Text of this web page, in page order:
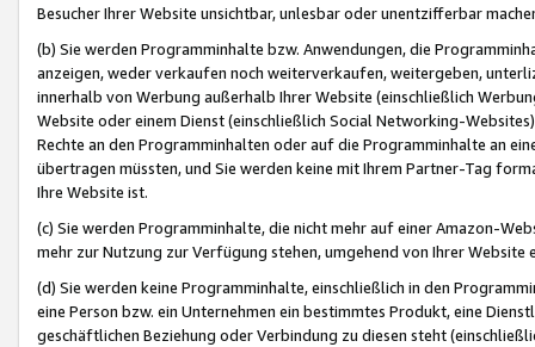
Besucher Ihrer Website unsichtbar, unlesbar oder unentzifferbar
(b) Sie werden Programminhalte bzw. Anwendungen, die
anzeigen, weder verkaufen noch weiterverkaufen, weitergeben,
innerhalb von Werbung außerhalb Ihrer Website (einschließlich
Website oder einem Dienst (einschließlich Social Networking-
Rechte an den Programminhalten oder auf die Programminhalte an
übertragen müssten, und Sie werden keine mit Ihrem Partner-Tag
Ihre Website ist.
(c) Sie werden Programminhalte, die nicht mehr auf einer Amazon-
mehr zur Nutzung zur Verfügung stehen, umgehend von Ihrer
(d) Sie werden keine Programminhalte, einschließlich in den
eine Person bzw. ein Unternehmen ein bestimmtes Produkt, eine
geschäftlichen Beziehung oder Verbindung zu diesen steht